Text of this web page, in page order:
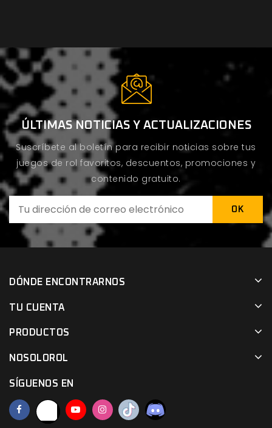
ÚLTIMAS NOTICIAS Y ACTUALIZACIONES
Suscríbete al boletín para recibir noticias sobre tus
juegos de rol favoritos, descuentos, promociones y
contenido gratuito.
DÓNDE ENCONTRARNOS
TU CUENTA
PRODUCTOS
NOSOLOROL
SÍGUENOS EN